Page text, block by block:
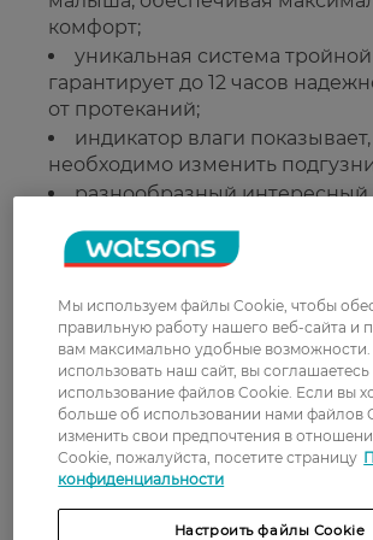
комфорт;
уникальная система
гарантирует до 12 часов
от протеканий;
индикатор влаги показывает,
необходимо изменить
разнообразный интересный
дерматологически
отдушек, указанных в перечне
ЕС 26.
Рейтинг и отзывы
0 0 відгуків
Мы используем файлы Cookie, чтобы
правильную работу нашего веб-сайта и
вам максимально удобные
использовать наш сайт, вы соглашаетесь
использование файлов Cookie. Если вы
больше об использовании нами файлов
изменить свои предпочтения в
Cookie, пожалуйста, посетите страницу
конфиденциальности
Настроить файлы Cookie